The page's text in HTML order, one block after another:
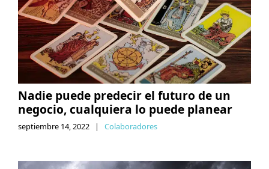
Nadie puede predecir el futuro de un
negocio, cualquiera lo puede planear
septiembre 14, 2022 | Colaboradores